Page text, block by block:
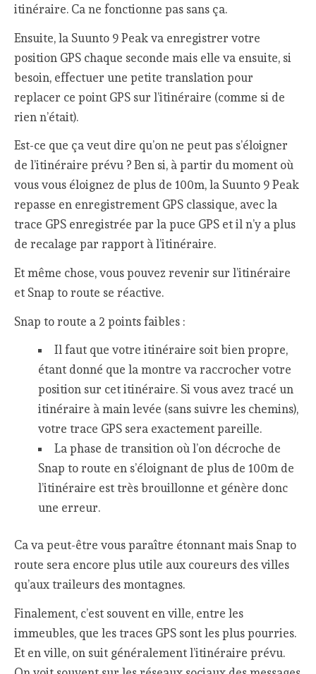
itinéraire. Ca ne fonctionne pas sans ça.
Ensuite, la Suunto 9 Peak va enregistrer votre
position GPS chaque seconde mais elle va ensuite, si
besoin, effectuer une petite translation pour
replacer ce point GPS sur l’itinéraire (comme si de
rien n’était).
Est-ce que ça veut dire qu’on ne peut pas s’éloigner
de l’itinéraire prévu ? Ben si, à partir du moment où
vous vous éloignez de plus de 100m, la Suunto 9 Peak
repasse en enregistrement GPS classique, avec la
trace GPS enregistrée par la puce GPS et il n’y a plus
de recalage par rapport à l’itinéraire.
Et même chose, vous pouvez revenir sur l’itinéraire
et Snap to route se réactive.
Snap to route a 2 points faibles :
Il faut que votre itinéraire soit bien propre,
étant donné que la montre va raccrocher votre
position sur cet itinéraire. Si vous avez tracé un
itinéraire à main levée (sans suivre les chemins),
votre trace GPS sera exactement pareille.
La phase de transition où l’on décroche de
Snap to route en s’éloignant de plus de 100m de
l’itinéraire est très brouillonne et génère donc
une erreur.
Ca va peut-être vous paraître étonnant mais Snap to
route sera encore plus utile aux coureurs des villes
qu’aux traileurs des montagnes.
Finalement, c’est souvent en ville, entre les
immeubles, que les traces GPS sont les plus pourries.
Et en ville, on suit généralement l’itinéraire prévu.